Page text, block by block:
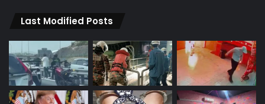
Last Modified Posts